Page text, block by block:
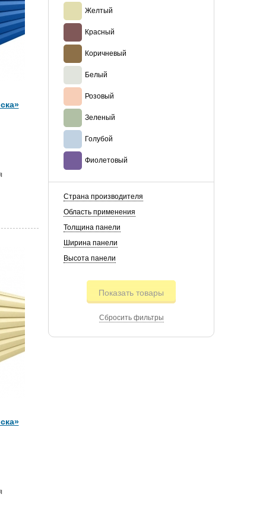
Желтый
Красный
Коричневый
Белый
Розовый
Зеленый
Голубой
Фиолетовый
Страна производителя
Область применения
Толщина панели
Ширина панели
Высота панели
Показать товары
Сбросить фильтры